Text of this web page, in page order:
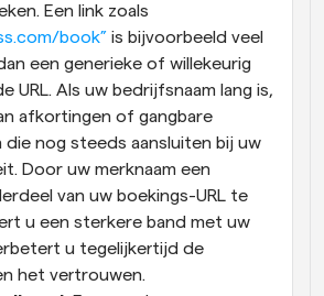
Een link zoals
book” is bijvoorbeeld veel
een generieke of willekeurig
URL. Als uw bedrijfsnaam lang is,
afkortingen of gangbare
die nog steeds aansluiten bij uw
Door uw merknaam een
van uw boekings-URL te
u een sterkere band met uw
u tegelijkertijd de
het vertrouwen.